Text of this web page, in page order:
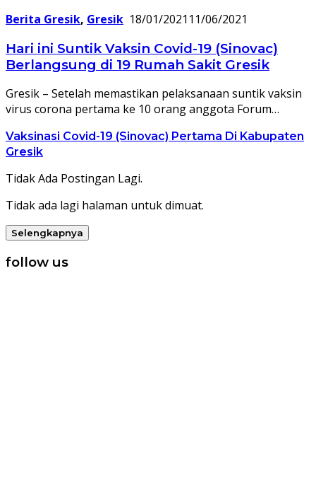
Berita Gresik, Gresik 18/01/2021 11/06/2021
Hari ini Suntik Vaksin Covid-19 (Sinovac)
Berlangsung di 19 Rumah Sakit Gresik
Gresik – Setelah memastikan pelaksanaan suntik vaksin
virus corona pertama ke 10 orang anggota Forum…
Vaksinasi Covid-19 (Sinovac) Pertama Di Kabupaten
Gresik
Tidak Ada Postingan Lagi.
Tidak ada lagi halaman untuk dimuat.
Selengkapnya
follow us